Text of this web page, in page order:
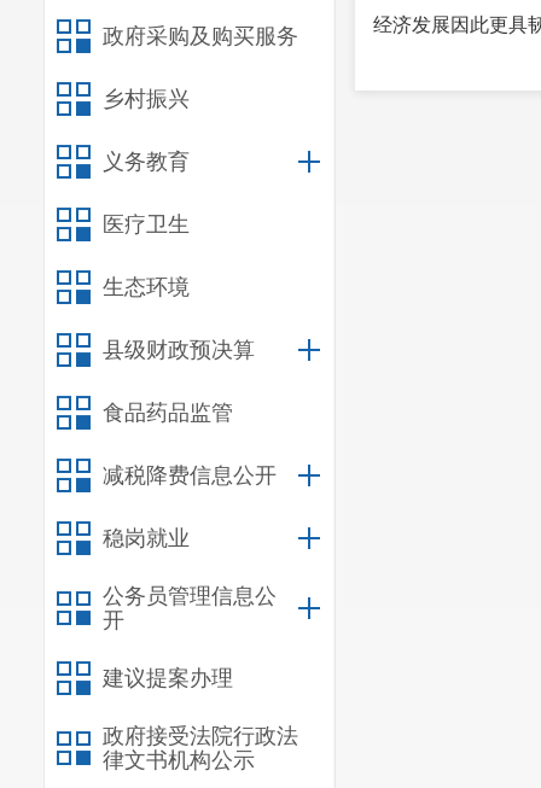
政府采购及购买服务
乡村振兴
义务教育
医疗卫生
生态环境
县级财政预决算
食品药品监管
减税降费信息公开
稳岗就业
公务员管理信息公
开
建议提案办理
政府接受法院行政法
律文书机构公示
经济发展因此更具
直面美国加征